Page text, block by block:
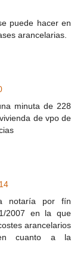
puede hacer en
arancelarias.
minuta de 228
de vpo de
notaría por fín
2007 en la que
arancelarios
cuanto a la